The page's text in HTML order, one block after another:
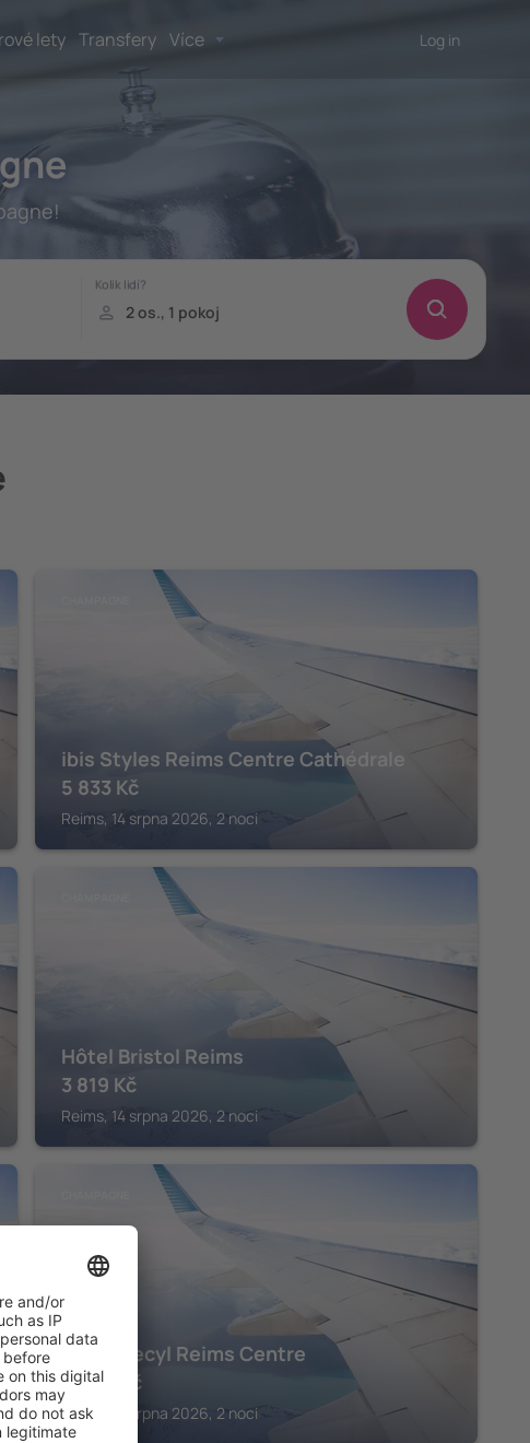
lety Transfery Více Log in
ibis Styles Reims Centre Cathédrale
5 833 Kč
Reims, 14 srpna 2026, 2 noci
Hôtel Bristol Reims
3 819 Kč
Reims, 14 srpna 2026, 2 noci
Hotel Cecyl Reims Centre
4 206
Kč
Reims, 14 srpna 2026, 2 noci